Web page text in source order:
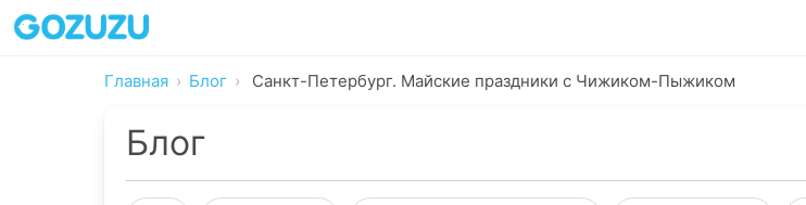
Главная Блог Санкт-Петербург. Майские праздники с Чижиком-Пыжиком
Блог